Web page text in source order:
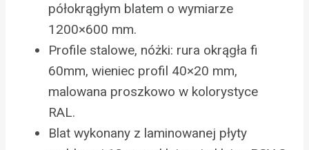
półokrągłym blatem o wymiarze
1200×600 mm.
Profile stalowe, nóżki: rura okrągła fi
60mm, wieniec profil 40×20 mm,
malowana proszkowo w kolorystyce
RAL.
Blat wykonany z laminowanej płyty